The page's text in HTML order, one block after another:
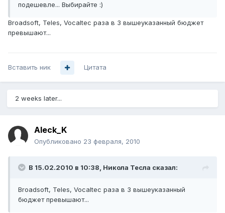
подешевле... Выбирайте :)
Broadsoft, Teles, Vocaltec раза в 3 вышеуказанный бюджет
превышают...
Вставить ник Цитата
2 weeks later...
Aleck_K
Опубликовано 23 февраля, 2010
В 15.02.2010 в 10:38, Никола Тесла сказал:
Broadsoft, Teles, Vocaltec раза в 3 вышеуказанный
бюджет превышают...